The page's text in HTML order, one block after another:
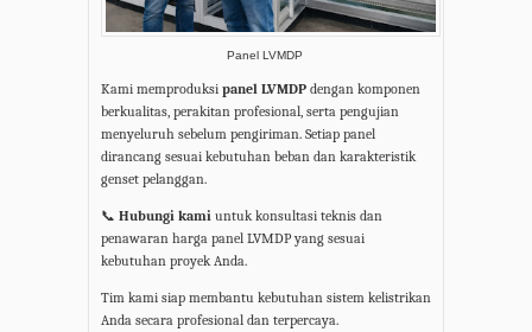
Panel LVMDP
Kami memproduksi panel LVMDP dengan komponen
berkualitas, perakitan profesional, serta pengujian
menyeluruh sebelum pengiriman. Setiap panel
dirancang sesuai kebutuhan beban dan karakteristik
genset pelanggan.
📞 Hubungi kami untuk konsultasi teknis dan
penawaran harga panel LVMDPyang sesuai
kebutuhan proyek Anda.
Tim kami siap membantu kebutuhan sistem kelistrikan
Anda secara profesional dan terpercaya.